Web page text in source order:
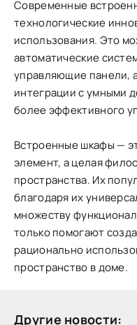
Современные
технологические
использования. Это
автоматические
управляющие панели,
интеграции с умными
более эффективного
Встроенные шкафы —
элемент, а целая
пространства. Их
благодаря их
множеству
только помогают
рационально
пространство в доме.
Другие новости: